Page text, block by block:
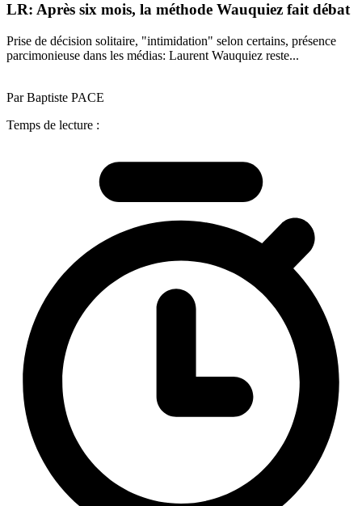
LR: Après six mois, la méthode Wauquiez fait débat
Prise de décision solitaire, "intimidation" selon certains, présence
parcimonieuse dans les médias: Laurent Wauquiez reste...
Par Baptiste PACE
Temps de lecture :